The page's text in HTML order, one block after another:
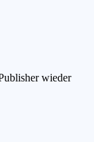
wieder